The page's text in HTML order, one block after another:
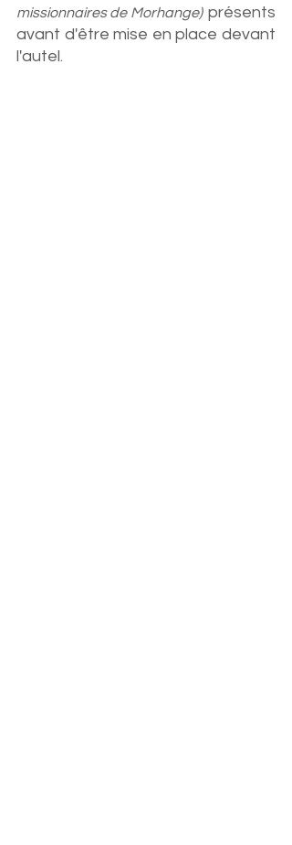
missionnaires de Morhange) présents
avant d'être mise en place devant
l'autel.